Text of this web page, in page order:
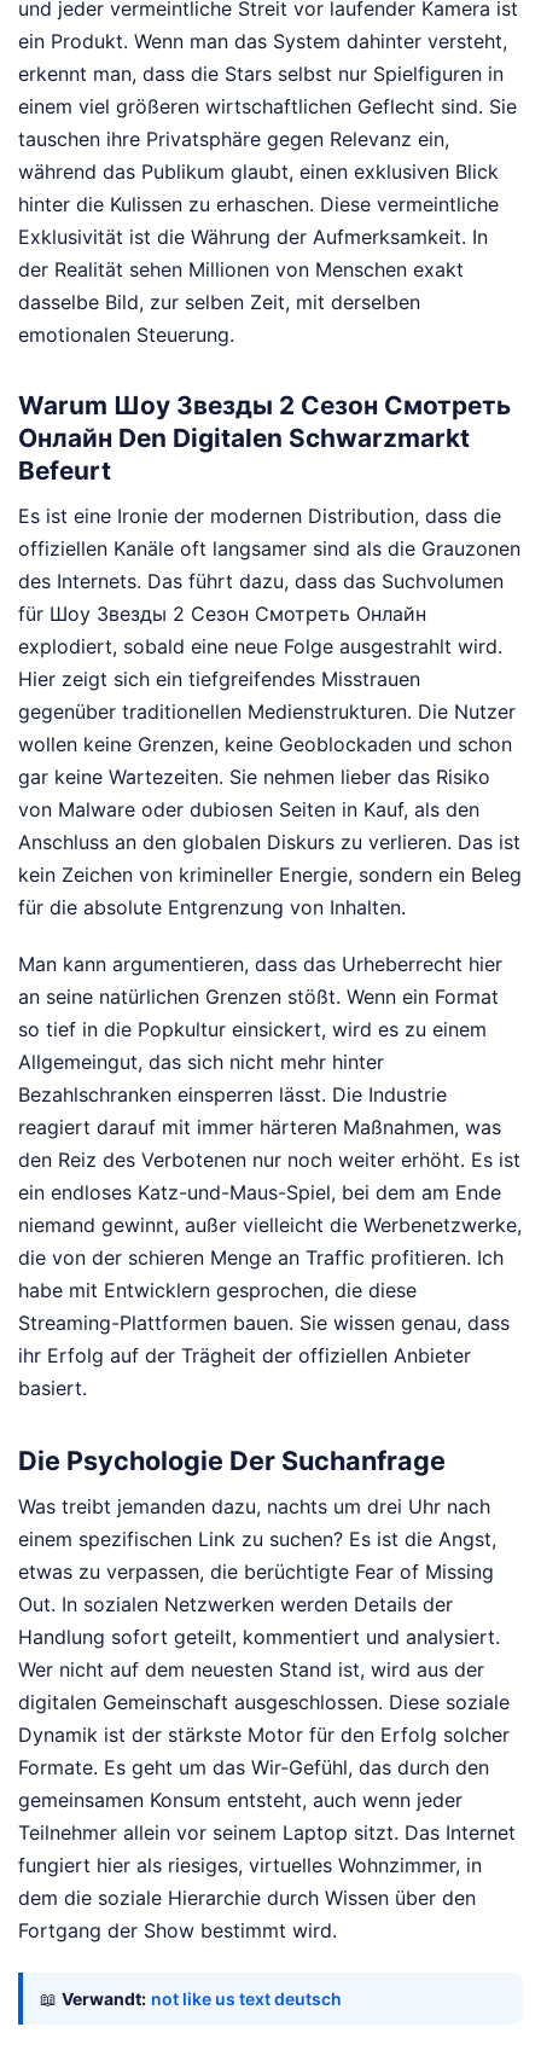
und jeder vermeintliche Streit vor laufender Kamera ist
ein Produkt. Wenn man das System dahinter versteht,
erkennt man, dass die Stars selbst nur Spielfiguren in
einem viel größeren wirtschaftlichen Geflecht sind. Sie
tauschen ihre Privatsphäre gegen Relevanz ein,
während das Publikum glaubt, einen exklusiven Blick
hinter die Kulissen zu erhaschen. Diese vermeintliche
Exklusivität ist die Währung der Aufmerksamkeit. In
der Realität sehen Millionen von Menschen exakt
dasselbe Bild, zur selben Zeit, mit derselben
emotionalen Steuerung.
Warum Шоу Звезды 2 Сезон Смотреть
Онлайн Den Digitalen Schwarzmarkt
Befeurt
Es ist eine Ironie der modernen Distribution, dass die
offiziellen Kanäle oft langsamer sind als die Grauzonen
des Internets. Das führt dazu, dass das Suchvolumen
für Шоу Звезды 2 Сезон Смотреть Онлайн
explodiert, sobald eine neue Folge ausgestrahlt wird.
Hier zeigt sich ein tiefgreifendes Misstrauen
gegenüber traditionellen Medienstrukturen. Die Nutzer
wollen keine Grenzen, keine Geoblockaden und schon
gar keine Wartezeiten. Sie nehmen lieber das Risiko
von Malware oder dubiosen Seiten in Kauf, als den
Anschluss an den globalen Diskurs zu verlieren. Das ist
kein Zeichen von krimineller Energie, sondern ein Beleg
für die absolute Entgrenzung von Inhalten.
Man kann argumentieren, dass das Urheberrecht hier
an seine natürlichen Grenzen stößt. Wenn ein Format
so tief in die Popkultur einsickert, wird es zu einem
Allgemeingut, das sich nicht mehr hinter
Bezahlschranken einsperren lässt. Die Industrie
reagiert darauf mit immer härteren Maßnahmen, was
den Reiz des Verbotenen nur noch weiter erhöht. Es ist
ein endloses Katz-und-Maus-Spiel, bei dem am Ende
niemand gewinnt, außer vielleicht die Werbenetzwerke,
die von der schieren Menge an Traffic profitieren. Ich
habe mit Entwicklern gesprochen, die diese
Streaming-Plattformen bauen. Sie wissen genau, dass
ihr Erfolg auf der Trägheit der offiziellen Anbieter
basiert.
Die Psychologie Der Suchanfrage
Was treibt jemanden dazu, nachts um drei Uhr nach
einem spezifischen Link zu suchen? Es ist die Angst,
etwas zu verpassen, die berüchtigte Fear of Missing
Out. In sozialen Netzwerken werden Details der
Handlung sofort geteilt, kommentiert und analysiert.
Wer nicht auf dem neuesten Stand ist, wird aus der
digitalen Gemeinschaft ausgeschlossen. Diese soziale
Dynamik ist der stärkste Motor für den Erfolg solcher
Formate. Es geht um das Wir-Gefühl, das durch den
gemeinsamen Konsum entsteht, auch wenn jeder
Teilnehmer allein vor seinem Laptop sitzt. Das Internet
fungiert hier als riesiges, virtuelles Wohnzimmer, in
dem die soziale Hierarchie durch Wissen über den
Fortgang der Show bestimmt wird.
📖 Verwandt: not like us text deutsch